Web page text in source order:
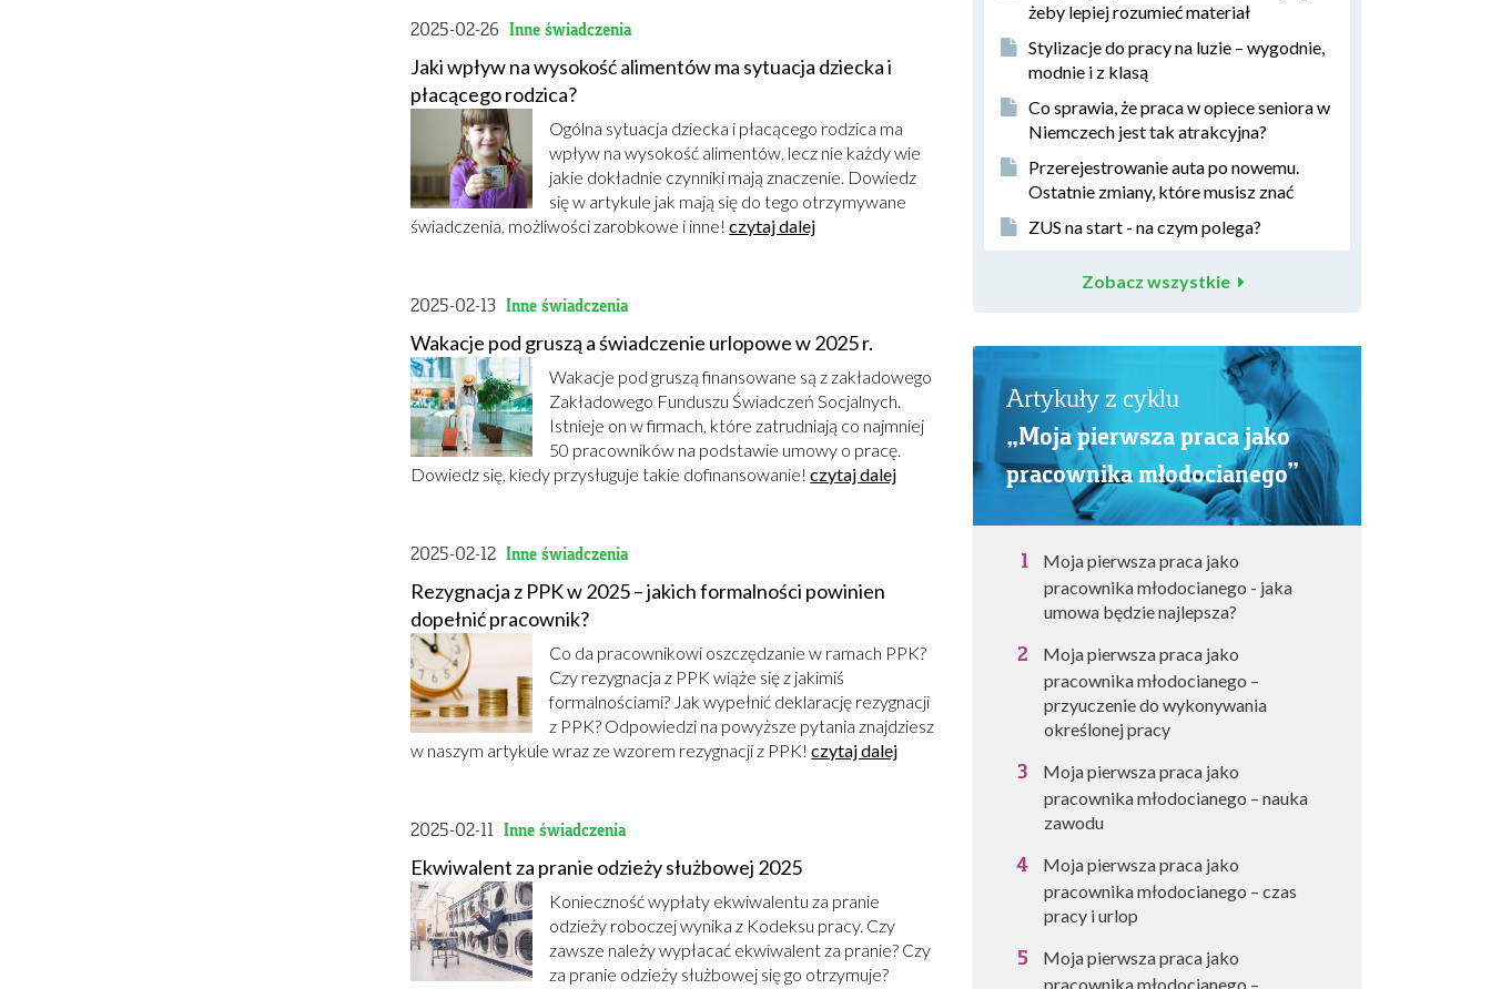
2025-02-26 Inne świadczenia
Jaki wpływ na wysokość alimentów ma sytuacja dziecka i
płacącego rodzica?
Ogólna sytuacja dziecka i płacącego rodzica ma
wpływ na wysokość alimentów, lecz nie każdy wie
jakie dokładnie czynniki mają znaczenie. Dowiedz
się w artykule jak mają się do tego otrzymywane
świadczenia, możliwości zarobkowe i inne!czytaj dalej
2025-02-13 Inne świadczenia
Wakacje pod gruszą a świadczenie urlopowe w 2025 r.
Wakacje pod gruszą finansowane są z zakładowego
Zakładowego Funduszu Świadczeń Socjalnych.
Istnieje on w firmach, które zatrudniają co najmniej
50 pracowników na podstawie umowy o pracę.
Dowiedz się, kiedy przysługuje takie dofinansowanie!czytaj dalej
2025-02-12 Inne świadczenia
Rezygnacja z PPK w 2025 – jakich formalności powinien
dopełnić pracownik?
Co da pracownikowi oszczędzanie w ramach PPK?
Czy rezygnacja z PPK wiąże się z jakimiś
formalnościami? Jak wypełnić deklarację rezygnacji
z PPK? Odpowiedzi na powyższe pytania znajdziesz
w naszym artykule wraz ze wzorem rezygnacji z PPK!czytaj dalej
2025-02-11 Inne świadczenia
Ekwiwalent za pranie odzieży służbowej 2025
Konieczność wypłaty ekwiwalentu za pranie
odzieży roboczej wynika z Kodeksu pracy. Czy
zawsze należy wypłacać ekwiwalent za pranie? Czy
za pranie odzieży służbowej się go otrzymuje?
żeby lepiej rozumieć materiał
Stylizacje do pracy na luzie – wygodnie,
modnie i z klasą
Co sprawia, że praca w opiece seniora w
Niemczech jest tak atrakcyjna?
Przerejestrowanie auta po nowemu.
Ostatnie zmiany, które musisz znać
ZUS na start - na czym polega?
Zobacz wszystkie
Artykuły z cyklu
„Moja pierwsza praca jako
pracownika młodocianego”
Moja pierwsza praca jako
pracownika młodocianego - jaka
umowa będzie najlepsza?
Moja pierwsza praca jako
pracownika młodocianego –
przyuczenie do wykonywania
określonej pracy
Moja pierwsza praca jako
pracownika młodocianego – nauka
zawodu
Moja pierwsza praca jako
pracownika młodocianego – czas
pracy i urlop
Moja pierwsza praca jako
pracownika młodocianego –